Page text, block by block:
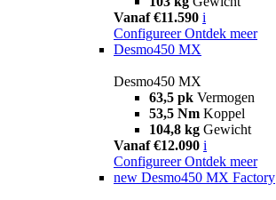
Vanaf €11.590 i
Configureer Ontdek meer
Desmo450 MX
Desmo450 MX
63,5 pk Vermogen
53,5 Nm Koppel
104,8 kg Gewicht
Vanaf €12.090 i
Configureer Ontdek meer
new Desmo450 MX Factory